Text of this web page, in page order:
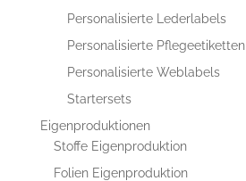
Personalisierte Lederlabels
Personalisierte Pflegeetiketten
Personalisierte Weblabels
Startersets
Eigenproduktionen
Stoffe Eigenproduktion
Folien Eigenproduktion